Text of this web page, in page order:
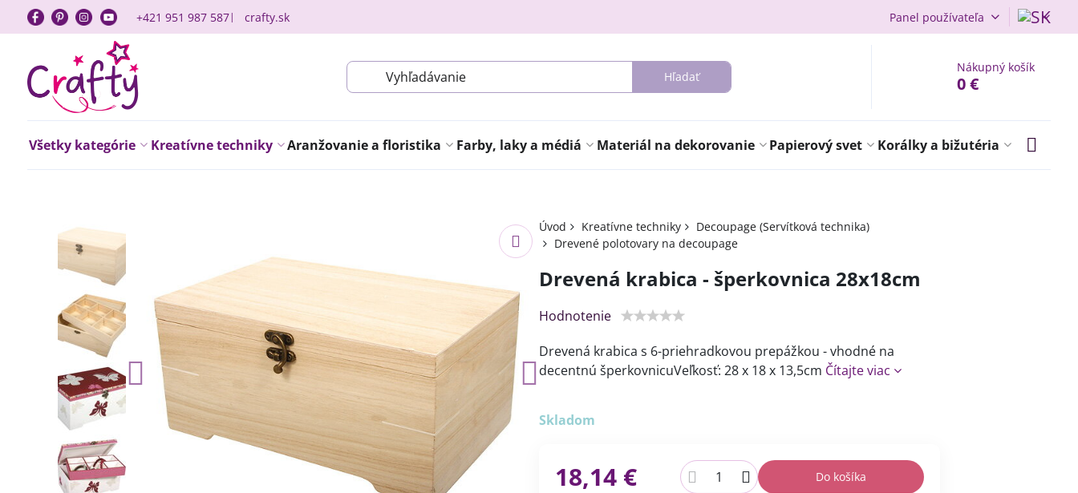
+421 951 987 587 crafty.sk Panel používateľa
Hľadať
Nákupný košík
0 €
Všetky kategórie Kreatívne techniky Aranžovanie a floristika Farby, laky a médiá Materiál na dekorovanie Papierový svet Korálky a bižutéria
Úvod Kreatívne techniky
Decoupage (Servítková technika)
Drevené polotovary na decoupage
Drevená krabica - šperkovnica 28x18cm
Hodnotenie
Drevená krabica s 6-priehradkovou prepážkou - vhodné na
decentnú šperkovnicuVeľkosť: 28 x 18 x 13,5cm Čítajte viac
Skladom
18,14 € Do košíka